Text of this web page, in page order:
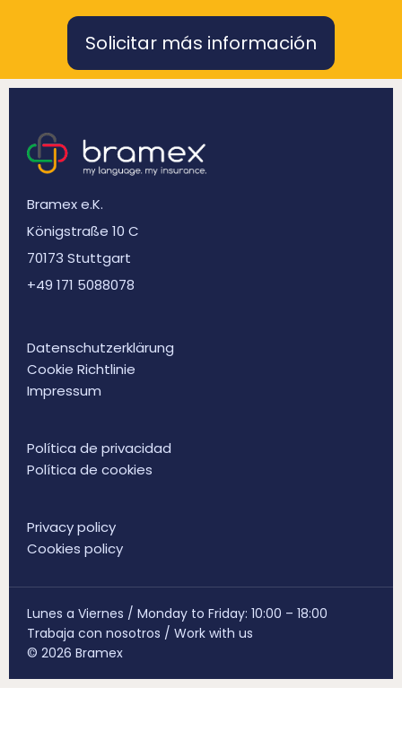
Solicitar más información
Bramex e.K.
Königstraße 10 C
70173 Stuttgart
+49 171 5088078
Datenschutzerklärung
Cookie Richtlinie
Impressum
Política de privacidad
Política de cookies
Privacy policy
Cookies policy
Lunes a Viernes / Monday to Friday: 10:00 – 18:00
Trabaja con nosotros / Work with us
© 2026 Bramex